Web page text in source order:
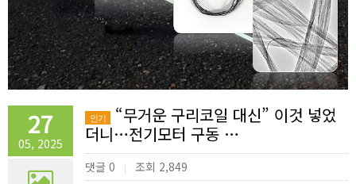
27
05, 2025
인기
“무거운 구리코일 대신” 이것 넣었
더니…전기모터 구동 …
댓글 0 |
조회 2,849